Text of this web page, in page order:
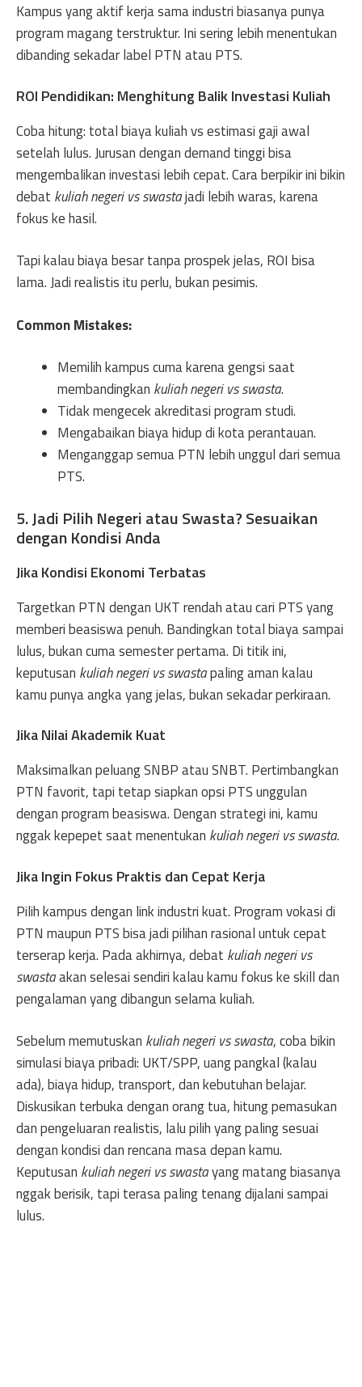
Kampus yang aktif kerja sama industri biasanya punya
program magang terstruktur. Ini sering lebih menentukan
dibanding sekadar label PTN atau PTS.
ROI Pendidikan: Menghitung Balik Investasi Kuliah
Coba hitung: total biaya kuliah vs estimasi gaji awal
setelah lulus. Jurusan dengan demand tinggi bisa
mengembalikan investasi lebih cepat. Cara berpikir ini bikin
debat kuliah negeri vs swastajadi lebih waras, karena
fokus ke hasil.
Tapi kalau biaya besar tanpa prospek jelas, ROI bisa
lama. Jadi realistis itu perlu, bukan pesimis.
Common Mistakes:
Memilih kampus cuma karena gengsi saat
membandingkan kuliah negeri vs swasta.
Tidak mengecek akreditasi program studi.
Mengabaikan biaya hidup di kota perantauan.
Menganggap semua PTN lebih unggul dari semua
PTS.
5. Jadi Pilih Negeri atau Swasta? Sesuaikan
dengan Kondisi Anda
Jika Kondisi Ekonomi Terbatas
Targetkan PTN dengan UKT rendah atau cari PTS yang
memberi beasiswa penuh. Bandingkan total biaya sampai
lulus, bukan cuma semester pertama. Di titik ini,
keputusan kuliah negeri vs swastapaling aman kalau
kamu punya angka yang jelas, bukan sekadar perkiraan.
Jika Nilai Akademik Kuat
Maksimalkan peluang SNBP atau SNBT. Pertimbangkan
PTN favorit, tapi tetap siapkan opsi PTS unggulan
dengan program beasiswa. Dengan strategi ini, kamu
nggak kepepet saat menentukan kuliah negeri vs swasta.
Jika Ingin Fokus Praktis dan Cepat Kerja
Pilih kampus dengan link industri kuat. Program vokasi di
PTN maupun PTS bisa jadi pilihan rasional untuk cepat
terserap kerja. Pada akhirnya, debat kuliah negeri vs
swastaakan selesai sendiri kalau kamu fokus ke skill dan
pengalaman yang dibangun selama kuliah.
Sebelum memutuskan kuliah negeri vs swasta, coba bikin
simulasi biaya pribadi: UKT/SPP, uang pangkal (kalau
ada), biaya hidup, transport, dan kebutuhan belajar.
Diskusikan terbuka dengan orang tua, hitung pemasukan
dan pengeluaran realistis, lalu pilih yang paling sesuai
dengan kondisi dan rencana masa depan kamu.
Keputusan kuliah negeri vs swastayang matang biasanya
nggak berisik, tapi terasa paling tenang dijalani sampai
lulus.